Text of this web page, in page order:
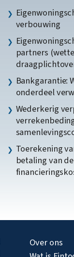
verbouwing
partners
Bankgarantie:
onderdeel
Wederkerig
Toerekening
betaling van de
Over ons